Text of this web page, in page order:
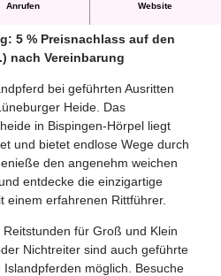
Anrufen Website
in der Lüneburger Heide
5 % Preisnachlass auf den
nach Vereinbarung
bei geführten Ausritten
Heide. Das
in Bispingen-Hörpel liegt
und bietet endlose Wege durch
den angenehm weichen
entdecke die einzigartige
einem erfahrenen Rittführer.
für Groß und Klein
Nichtreiter sind auch geführte
möglich. Besuche